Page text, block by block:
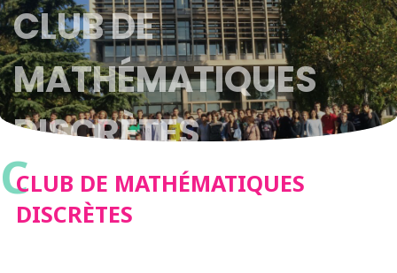
CLUB DE
MATHÉMATIQUES
DISCRÈTES
CCLUB DE MATHÉMATIQUES
DISCRÈTES